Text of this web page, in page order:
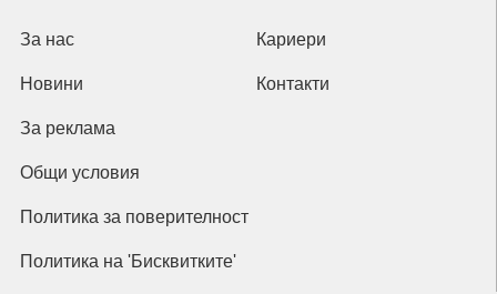
За нас Кариери
Новини Контакти
За реклама
Общи условия
Политика за поверителност
Политика на 'Бисквитките'